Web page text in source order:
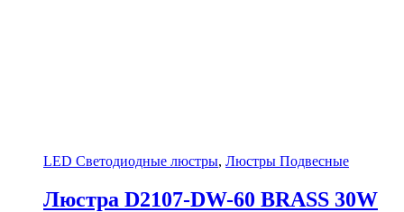
LED Светодиодные люстры, Люстры Подвесные
Люстра D2107-DW-60 BRASS 30W